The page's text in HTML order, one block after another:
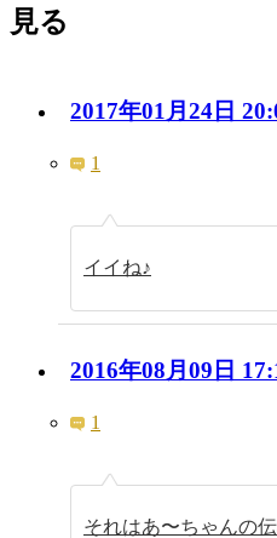
見る
2017年01月24日
1
イイね♪
2016年08月09日
1
それはあ〜ちゃんの